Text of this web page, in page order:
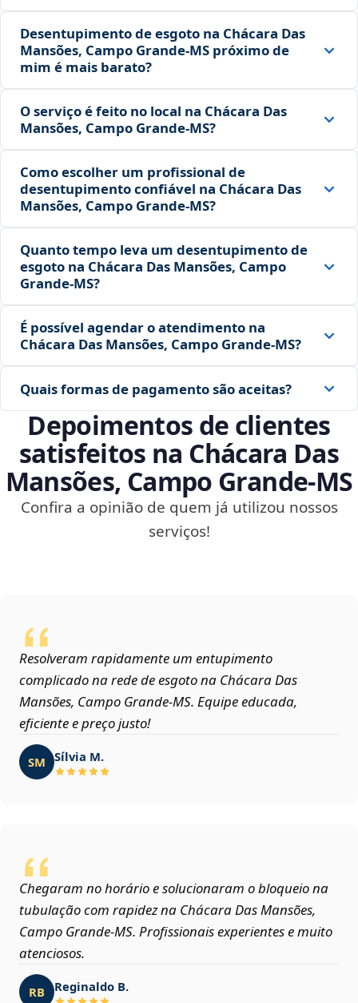
Desentupimento de esgoto na Chácara Das
Mansões, Campo Grande‑MS próximo de
mim é mais barato?
O serviço é feito no local na Chácara Das
Mansões, Campo Grande‑MS?
Como escolher um profissional de
desentupimento confiável na Chácara Das
Mansões, Campo Grande‑MS?
Quanto tempo leva um desentupimento de
esgoto na Chácara Das Mansões, Campo
Grande‑MS?
É possível agendar o atendimento na
Chácara Das Mansões, Campo Grande‑MS?
Quais formas de pagamento são aceitas?
Depoimentos de clientes
satisfeitos na Chácara Das
Mansões, Campo Grande‑MS
Confira a opinião de quem já utilizou nossos
serviços!
Resolveram rapidamente um entupimento
complicado na rede de esgoto na Chácara Das
Mansões, Campo Grande‑MS. Equipe educada,
eficiente e preço justo!
SM Sílvia M.
Chegaram no horário e solucionaram o bloqueio na
tubulação com rapidez na Chácara Das Mansões,
Campo Grande‑MS. Profissionais experientes e muito
atenciosos.
RB Reginaldo B.